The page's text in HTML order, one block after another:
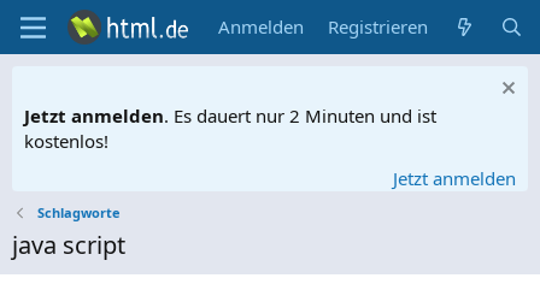
Anmelden Registrieren
Jetzt anmelden. Es dauert nur 2 Minuten und ist
kostenlos!
Jetzt anmelden
Schlagworte
java script